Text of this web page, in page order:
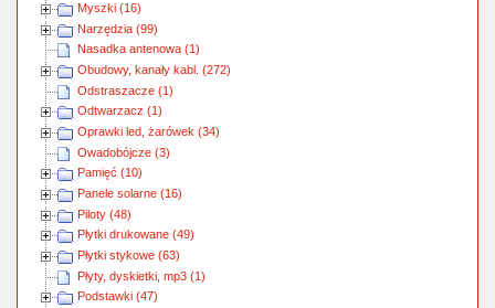
Myszki (16)
Narzędzia (99)
Nasadka antenowa (1)
Obudowy, kanały kabl. (272)
Odstraszacze (1)
Odtwarzacz (1)
Oprawki led, żarówek (34)
Owadobójcze (3)
Pamięć (10)
Panele solarne (16)
Piloty (48)
Płytki drukowane (49)
Płytki stykowe (63)
Płyty, dyskietki, mp3 (1)
Podstawki (47)